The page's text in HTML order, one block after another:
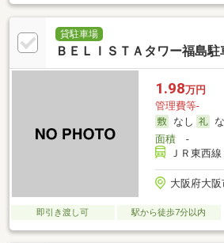
貸駐車場
ＢＥＬＩＳＴＡタワー福島駐
1.98万円
管理費等-
なし
面積-
ＪＲ東西
大阪府大
即引き渡し可 駅から徒歩7分以内